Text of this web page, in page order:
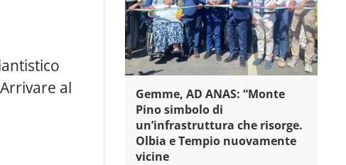
al
Gemme, AD ANAS: “Monte
Pino simbolo di
un’infrastruttura che risorge.
Olbia e Tempio nuovamente
vicine